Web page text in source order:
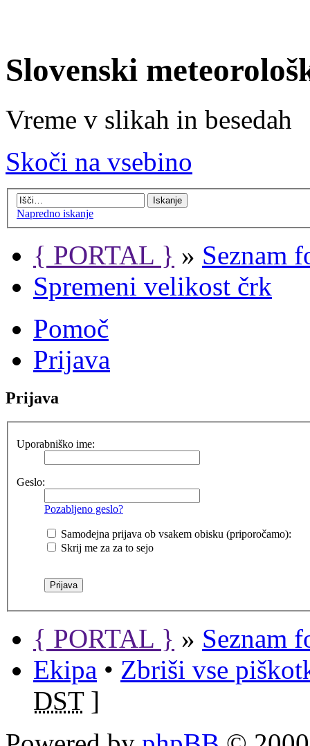
Slovenski
Vreme v slikah in besedah
Skoči na vsebino
Napredno iskanje
{ PORTAL } » Seznam
Spremeni velikost črk
Pomoč
Prijava
Prijava
Uporabniško ime:
Geslo:
Pozabljeno geslo?
Samodejna prijava ob vsakem obisku (priporočamo):
Skrij me za za to sejo
{ PORTAL } » Seznam
Ekipa • Zbriši vse
DST]